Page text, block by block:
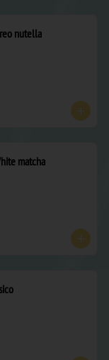
nutella
matcha